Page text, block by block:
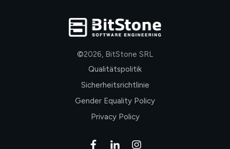
©2026, BitStone SRL
Qualitätspolitik
Sicherheitsrichtlinie
Gender Equality Policy
Privacy Policy